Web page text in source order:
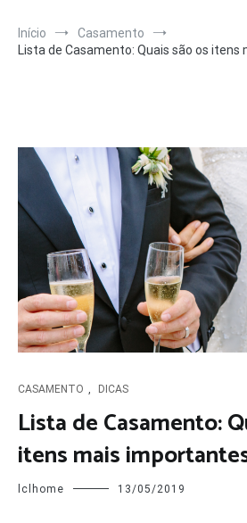
Início
Casamento
Lista de Casamento: Quais são os
CASAMENTO DICAS
Lista de Casamento:
itens mais
lclhome 13/05/2019